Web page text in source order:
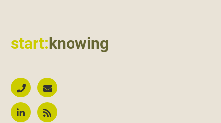
start:knowing